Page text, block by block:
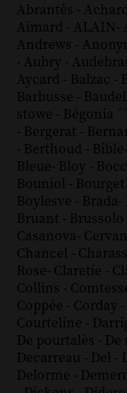
Abrantès -
Aimard - ALAIN-
Andrews -
- Aubry -
Aycard - Balzac -
Barbusse -
stowe - Bégonia
- Bergerat -
- Berthoud - Bible-
Bleue- Bloy -
Bouniol - Bourget
Boylesve - Brada-
Bruant - Brussolo
Casanova-
Chancel -
Rose- Claretie -
Collins -
Coppée - Corday -
Courteline -
De pourtalès -
Decarreau - Del -
Delorme -